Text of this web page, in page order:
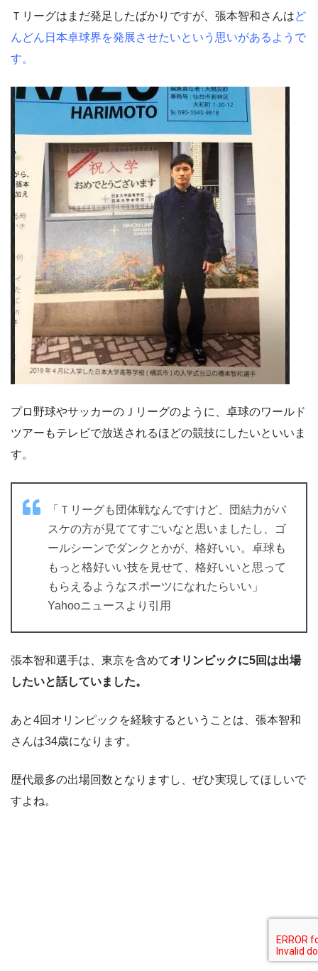
Ｔリーグはまだ発足したばかりですが、張本智和さんはど
んどん日本卓球界を発展させたいという思いがあるようで
す。
プロ野球やサッカーのＪリーグのように、卓球のワールド
ツアーもテレビで放送されるほどの競技にしたいといいま
す。
「Ｔリーグも団体戦なんですけど、団結力がバ
スケの方が見ててすごいなと思いましたし、ゴ
ールシーンでダンクとかが、格好いい。卓球も
もっと格好いい技を見せて、格好いいと思って
もらえるようなスポーツになれたらいい」
Yahooニュースより引用
張本智和選手は、東京を含めてオリンピックに5回は出場
したいと話していました。
あと4回オリンピックを経験するということは、張本智和
さんは34歳になります。
歴代最多の出場回数となりますし、ぜひ実現してほしいで
すよね。